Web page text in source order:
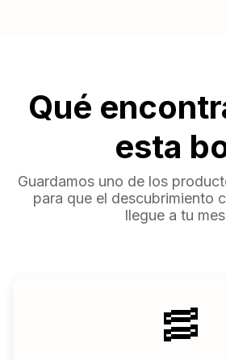
Qué
esta
Guardamos uno de los
para que el descubrimiento
llegue a tu
🥓